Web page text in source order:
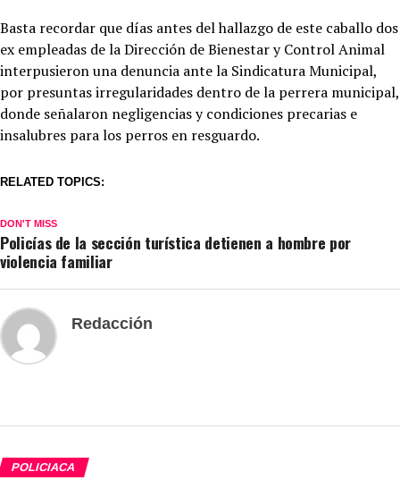
Basta recordar que días antes del hallazgo de este caballo dos
ex empleadas de la Dirección de Bienestar y Control Animal
interpusieron una denuncia ante la Sindicatura Municipal,
por presuntas irregularidades dentro de la perrera municipal,
donde señalaron negligencias y condiciones precarias e
insalubres para los perros en resguardo.
RELATED TOPICS:
DON'T MISS
Policías de la sección turística detienen a hombre por
violencia familiar
Redacción
POLICIACA